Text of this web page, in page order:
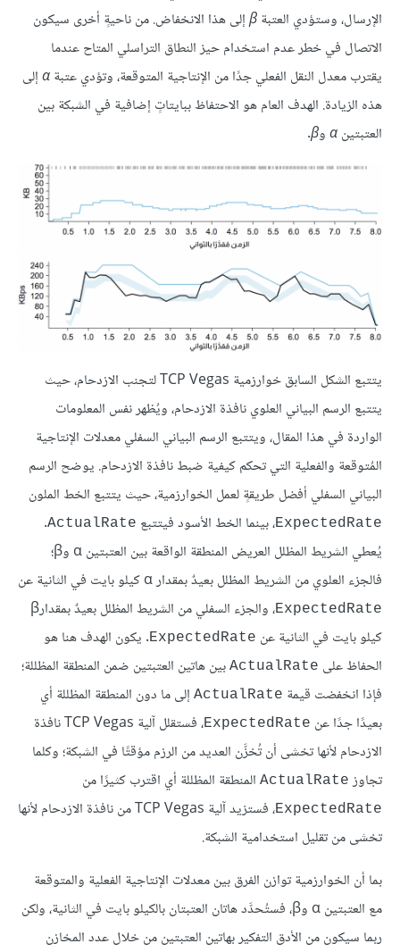
الإرسال، وستؤدي العتبةβإلى هذا الانخفاض. من ناحيةٍ أخرى سيكون
الاتصال في خطر عدم استخدام حيز النطاق التراسلي المتاح عندما
يقترب معدل النقل الفعلي جدًا من الإنتاجية المتوقعة، وتؤدي عتبةαإلى
هذه الزيادة. الهدف العام هو الاحتفاظ ببايتاتٍ إضافية في الشبكة بين
العتبتينαوβ
.
يتتبع الشكل السابق خوارزمية TCP Vegas لتجنب الازدحام، حيث
يتتبع الرسم البياني العلوي نافذة الازدحام، ويُظهر نفس المعلومات
الواردة في هذا المقال، ويتتبع الرسم البياني السفلي معدلات الإنتاجية
المُتوقعة والفعلية التي تحكم كيفية ضبط نافذة الازدحام. يوضح الرسم
البياني السفلي أفضل طريقةٍ لعمل الخوارزمية، حيث يتتبع الخط الملون
ExpectedRate، بينما الخط الأسود فيتتبع ActualRate
.
يُعطي الشريط المظلل العريض المنطقة الواقعة بين العتبتين α وβ؛
فالجزء العلوي من الشريط المظلل بعيدٌ بمقدار α كيلو بايت في الثانية عن
ExpectedRate
، والجزء السفلي من الشريط المظلل بعيدٌ بمقدارβ
كيلو بايت في الثانية عن ExpectedRate. يكون الهدف هنا هو
الحفاظ على ActualRate بين هاتين العتبتين ضمن المنطقة المظللة؛
فإذا انخفضت قيمة ActualRate إلى ما دون المنطقة المظللة أي
بعيدًا جدًا عن ExpectedRate
، فستقلل آلية TCP Vegas نافذة
الازدحام لأنها تخشى أن تُخزَّن العديد من الرزم مؤقتًا في الشبكة؛ وكلما
تجاوز ActualRate المنطقة المظللة أي اقترب كثيرًا من
ExpectedRate
، فستزيد آلية TCP Vegas من نافذة الازدحام لأنها
تخشى من تقليل استخدامية الشبكة.
بما أن الخوارزمية توازن الفرق بين معدلات الإنتاجية الفعلية والمتوقعة
مع العتبتين α وβ، فستُحدَّد هاتان العتبتان بالكيلو بايت في الثانية، ولكن
ربما سيكون من الأدق التفكير بهاتين العتبتين من خلال عدد المخازن